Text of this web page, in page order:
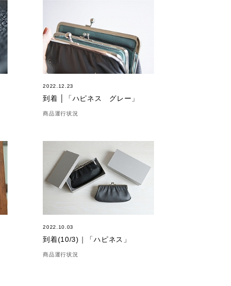
2022.12.23
到着 │「ハピネス グレー」
商品運行状況
2022.10.03
到着(10/3)｜「ハピネス」
商品運行状況